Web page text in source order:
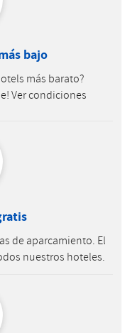
bajo
más barato?
Ver condiciones
de aparcamiento. El
nuestros hoteles.